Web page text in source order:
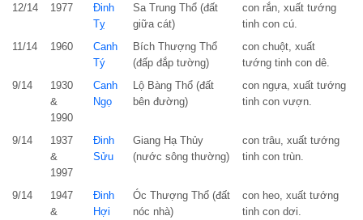
12/14 1977
Đinh
Tỵ
Sa Trung Thổ (đất
giữa cát)
con rắn, xuất tướng
tinh con cú.
11/14
1960
Canh
Tý
Bích Thượng Thổ
(đấp đắp tường)
con chuột, xuất
tướng tinh con dê.
9/14
1930
&
1990
Canh
Ngọ
Lộ Bàng Thổ (đất
bên đường)
con ngựa, xuất tướng
tinh con vượn.
9/14
1937
&
1997
Đinh
Sửu
Giang Hạ Thủy
(nước sông thường)
con trâu, xuất tướng
tinh con trùn.
9/14
1947
&
Đinh
Hợi
Óc Thượng Thổ (đất
nóc nhà)
con heo, xuất tướng
tinh con dơi.